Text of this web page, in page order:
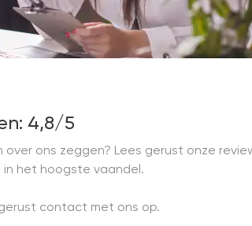
4,8/5
ons zeggen? Lees gerust onze
het hoogste vaandel.
contact met ons op.